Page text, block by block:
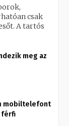
csak
A tartós
meg az
mobiltelefont
férfi